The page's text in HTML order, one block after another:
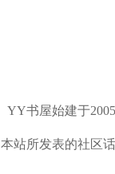
YY书屋始建于
本站所发表的社区